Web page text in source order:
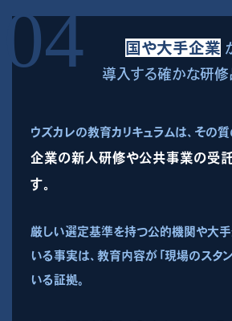
国や大手企業
導入する確かな研
ウズカレの教育カリキュラムは、その質
企業の新人研修や公共事業の受
す。
厳しい選定基準を持つ公的機関や大
いる事実は、教育内容が「現場のスタ
いる証拠。